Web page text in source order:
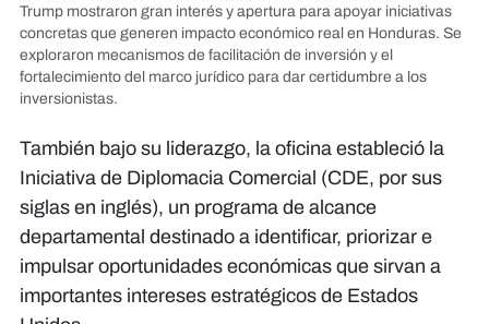
Trump mostraron gran interés y apertura para apoyar iniciativas
concretas que generen impacto económico real en Honduras. Se
exploraron mecanismos de facilitación de inversión y el
fortalecimiento del marco jurídico para dar certidumbre a los
inversionistas.
También bajo su liderazgo, la oficina estableció la
Iniciativa de Diplomacia Comercial (CDE, por sus
siglas en inglés), un programa de alcance
departamental destinado a identificar, priorizar e
impulsar oportunidades económicas que sirvan a
importantes intereses estratégicos de Estados